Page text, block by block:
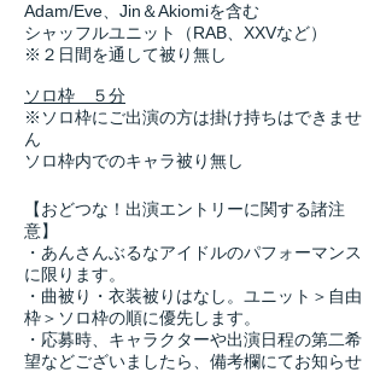
Adam/Eve、Jin＆Akiomiを含む
シャッフルユニット（RAB、XXVなど）
​※２日間を通して被り無し
ソロ枠 ５分
※ソロ枠にご出演の方は掛け持ちはできませ
ん
ソロ枠内でのキャラ被り無し
【おどつな！出演エントリーに関する諸注
意】
・あんさんぶるなアイドルのパフォーマンス
に限ります。
・曲被り・衣装被りはなし。ユニット＞自由
枠＞ソロ枠の順に優先します。
・応募時、キャラクターや出演日程の第二希
望などございましたら、備考欄にてお知らせ